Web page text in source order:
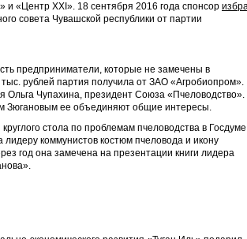
и «Центр XXI». 18 сентября 2016 года спонсор
совета Чувашской республики от партии
предприниматели, которые не замечены в
рублей партия получила от ЗАО «Агробиопром».
Ольга Чупахина, президент Союза «Пчеловодство».
Зюгановым ее объединяют общие интересы.
стола по проблемам пчеловодства в Госдуме
коммунистов костюм пчеловода и икону
год она замечена на презентации книги лидера